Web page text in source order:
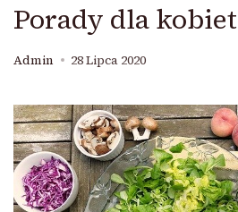
Porady dla kobiet
Admin 28 Lipca 2020